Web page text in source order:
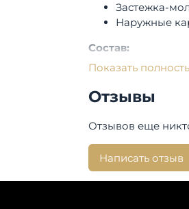
Застежка-
Наружные
Состав:
Верхняя
Страна
Бренд: Auto Jack
Показать
Отзывы
Отзывов еще
Написать отзыв